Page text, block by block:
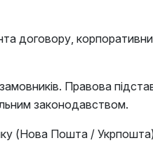
договору,
Правова
законодавством.
(Нова Пошта /